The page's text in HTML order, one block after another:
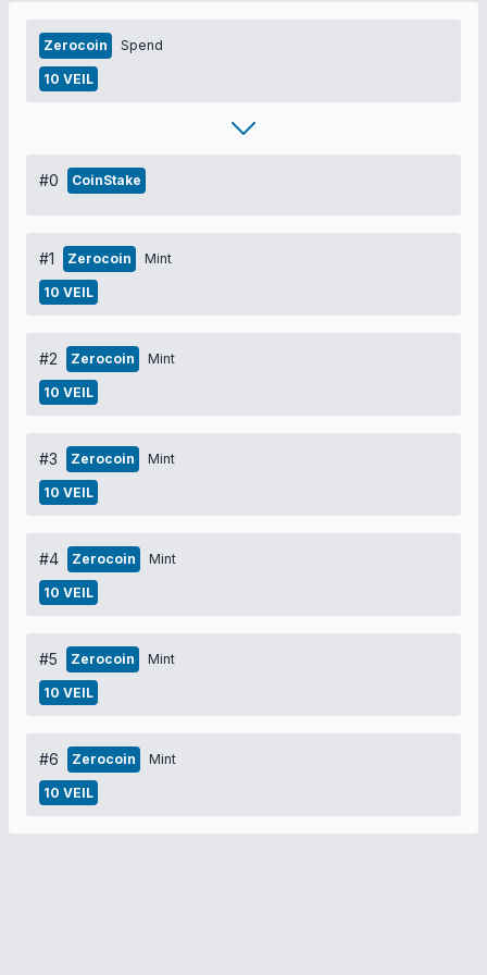
Zerocoin Spend
10 VEIL
#0 CoinStake
#1 Zerocoin Mint
10 VEIL
#2 Zerocoin Mint
10 VEIL
#3 Zerocoin Mint
10 VEIL
#4 Zerocoin Mint
10 VEIL
#5 Zerocoin Mint
10 VEIL
#6 Zerocoin Mint
10 VEIL